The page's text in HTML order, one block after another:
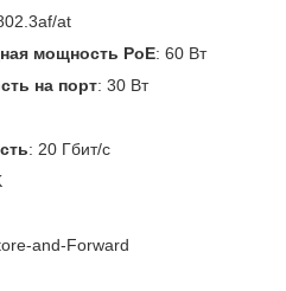
at
мощность PoE: 60 Вт
на порт: 30 Вт
: 20 Гбит/с
and-Forward